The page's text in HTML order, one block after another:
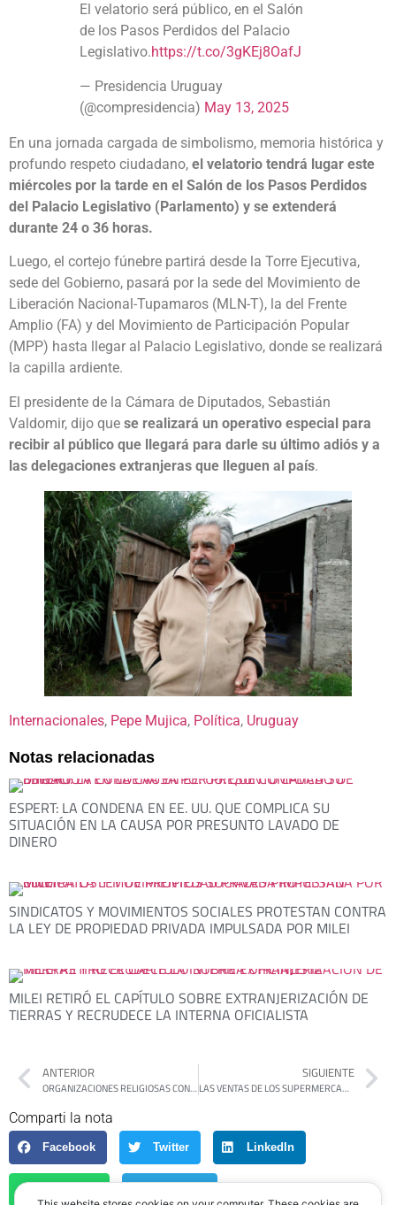
El velatorio será público, en el Salón
de los Pasos Perdidos del Palacio
Legislativo.https://t.co/3gKEj8OafJ
— Presidencia Uruguay
(@compresidencia) May 13, 2025
En una jornada cargada de simbolismo, memoria histórica y
profundo respeto ciudadano, el velatorio tendrá lugar este
miércoles por la tarde en el Salón de los Pasos Perdidos
del Palacio Legislativo (Parlamento) y se extenderá
durante 24 o 36 horas.
Luego, el cortejo fúnebre partirá desde la Torre Ejecutiva,
sede del Gobierno, pasará por la sede del Movimiento de
Liberación Nacional-Tupamaros (MLN-T), la del Frente
Amplio (FA) y del Movimiento de Participación Popular
(MPP) hasta llegar al Palacio Legislativo, donde se realizará
la capilla ardiente.
El presidente de la Cámara de Diputados, Sebastián
Valdomir, dijo que se realizará un operativo especial para
recibir al público que llegará para darle su último adiós y a
las delegaciones extranjeras que lleguen al país.
Internacionales, Pepe Mujica, Política, Uruguay
Notas relacionadas
ESPERT: LA CONDENA EN EE. UU. QUE COMPLICA SU
SITUACIÓN EN LA CAUSA POR PRESUNTO LAVADO DE
DINERO
SINDICATOS Y MOVIMIENTOS SOCIALES PROTESTAN CONTRA
LA LEY DE PROPIEDAD PRIVADA IMPULSADA POR MILEI
MILEI RETIRÓ EL CAPÍTULO SOBRE EXTRANJERIZACIÓN DE
TIERRAS Y RECRUDECE LA INTERNA OFICIALISTA
ANTERIOR
ORGANIZACIONES RELIGIOSAS CONVOCAN A MARCHAR CON LOS JUBILADOS
SIGUIENTE
LAS VENTAS DE LOS SUPERMERCADOS CAYERON UN 10,5% EN ABRIL
Comparti la nota
Facebook Twitter LinkedIn